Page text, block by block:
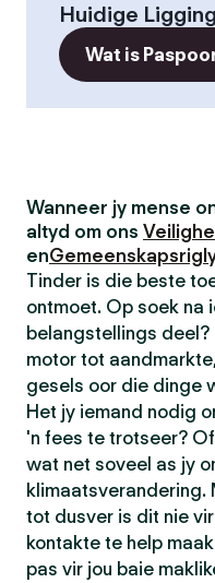
Huidige Ligging
Wat is
Wanneer jy mense
altyd om ons
en
Tinder is die beste
ontmoet. Op soek na
belangstellings deel?
motor tot
gesels oor die dinge
Het jy iemand nodig
'n fees te trotseer?
wat net soveel as jy
klimaatsverandering.
tot dusver is dit nie
kontakte te help
pas vir jou baie